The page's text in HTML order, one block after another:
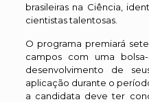
brasileiras na Ciência,
cientistas talentosas.
O programa premiará
campos com uma
desenvolvimento de
aplicação durante o
a candidata deve ter